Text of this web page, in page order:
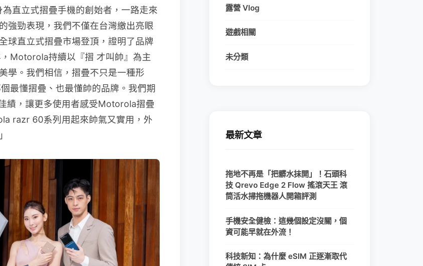
直立式摺疊手機的創始者，一路走來
強勁表現，我們不僅在台灣繳出亮眼
球直立式摺疊市場登頂，證明了品牌
Motorola持續以『摺 才叫帥』為主
學。我們相信，摺疊不只是一種形
最懂摺疊、也最懂帥的品牌。我們期
績，讓更多使用者感受Motorola摺疊
razr 60系列用起來帥氣又實用，外
露營 Vlog
遊戲相關
未分類
最新文章
拖地不再是「把髒水抹開」！石頭科
技 Qrevo Edge 2 Flow 搖滾天王 滾
筒活水掃拖機器人開箱評測
手機安全健檢：這幾個設定沒關，個
資可能早就在外流！
科技新知：為什麼 eSIM 正逐漸取代